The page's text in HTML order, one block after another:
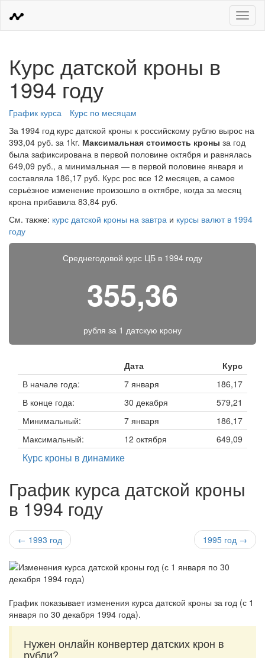
Меню
Курс датской кроны в
1994 году
График курса
Курс по месяцам
За 1994 год курс датской кроны к российскому рублю вырос на
393,04 руб. за 1kr. Максимальная стоимость кроны за год
была зафиксирована в первой половине октября и равнялась
649,09 руб., а минимальная — в первой половине января и
составляла 186,17 руб. Курс рос все 12 месяцев, а самое
серьёзное изменение произошло в октябре, когда за месяц
крона прибавила 83,84 руб.
См. также: курс датской кроны на завтра и курсы валют в 1994
году
Среднегодовой курс ЦБ в 1994 году
355,36
рубля за 1 датскую крону
Дата
Курс
В начале года:
7 января
186,17
В конце года:
30 декабря
579,21
Минимальный:
7 января
186,17
Максимальный:
12 октября 649,09
Курс кроны в динамике
График курса датской кроны
в 1994 году
← 1993 год 1995 год →
График показывает изменения курса датской кроны за год (с 1
января по 30 декабря 1994 года).
Нужен онлайн конвертер датских крон в
рубли?